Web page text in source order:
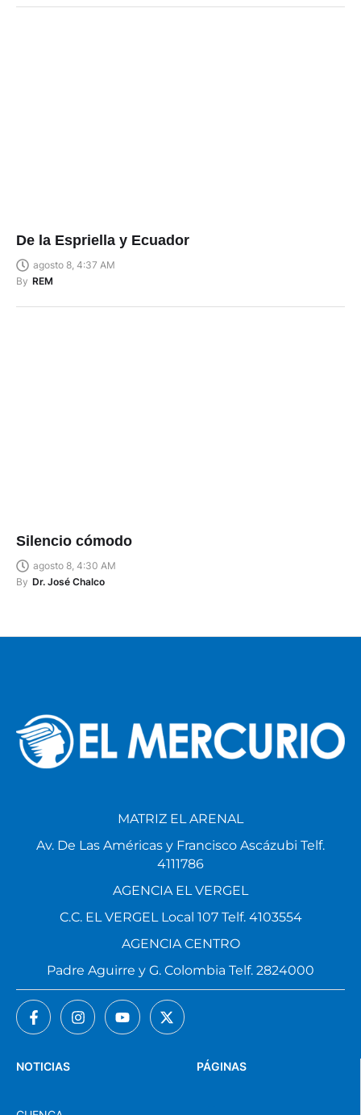
De la Espriella y Ecuador
agosto 8, 4:37 AM
By REM
Silencio cómodo
agosto 8, 4:30 AM
By Dr. José Chalco
PÁGINAS
NOTICIAS
MATRIZ EL ARENAL
Av. De Las Américas y Francisco Ascázubi Telf.
4111786
AGENCIA EL VERGEL
C.C. EL VERGEL Local 107 Telf. 4103554
AGENCIA CENTRO
Padre Aguirre y G. Colombia Telf. 2824000